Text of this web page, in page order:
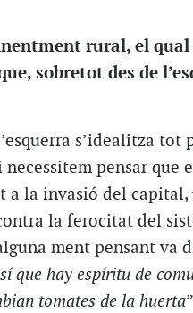
rural, el
sobretot des de
s’idealitza tot
pensar que
a la invasió del capital,
la ferocitat del
ment pensant va
que hay espíritu de
tomates de la huerta